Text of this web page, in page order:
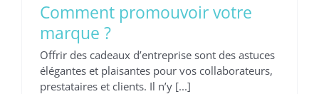
Comment promouvoir votre
marque ?
Offrir des cadeaux d’entreprise sont des astuces
élégantes et plaisantes pour vos collaborateurs,
prestataires et clients. Il n’y [...]